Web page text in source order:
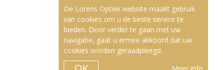
KLANTENSERVICE
Informatie over de levering
Informatie over de betaling
Retourvoorwaarden
ONZE PRODUCTEN
Contactlenzen
De Lorens Optiek website maakt gebruik
van cookies om u de beste service te
bieden. Door verder te gaan met uw
navigatie, gaat u ermee akkoord dat uw
cookies worden geraadpleegd.